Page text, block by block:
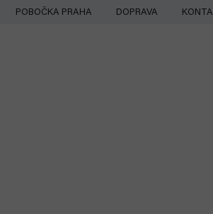
Přejít
POBOČKA PRAHA DOPRAVA